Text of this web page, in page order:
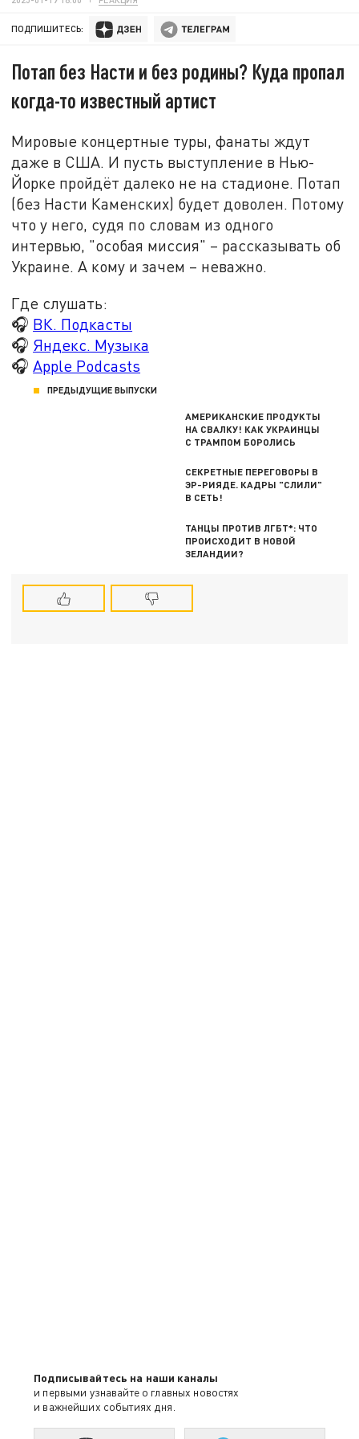
ПОДПИШИТЕСЬ:
Потап без Насти и без родины? Куда пропал
когда-то известный артист
Мировые концертные туры, фанаты ждут
даже в США. И пусть выступление в Нью-
Йорке пройдёт далеко не на стадионе. Потап
(без Насти Каменских) будет доволен. Потому
что у него, судя по словам из одного
интервью, "особая миссия" – рассказывать об
Украине. А кому и зачем – неважно.
Где слушать:
🎧 ВК. Подкасты
🎧 Яндекс. Музыка
🎧 Apple Podcasts
ПРЕДЫДУЩИЕ ВЫПУСКИ
АМЕРИКАНСКИЕ ПРОДУКТЫ
НА СВАЛКУ! КАК УКРАИНЦЫ
С ТРАМПОМ БОРОЛИСЬ
СЕКРЕТНЫЕ ПЕРЕГОВОРЫ В
ЭР-РИЯДЕ. КАДРЫ "СЛИЛИ"
В СЕТЬ!
ТАНЦЫ ПРОТИВ ЛГБТ*: ЧТО
ПРОИСХОДИТ В НОВОЙ
ЗЕЛАНДИИ?
Подписывайтесь на наши каналы
и первыми узнавайте о главных новостях
и важнейших событиях дня.